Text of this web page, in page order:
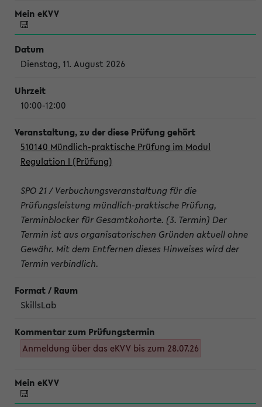
Dienstag, 11. August 2026
10:00-12:00
510140 Mündlich-praktische Prüfung im Modul
Regulation I (Prüfung)
SPO 21 / Verbuchungsveranstaltung für die
Prüfungsleistung mündlich-praktische Prüfung,
Terminblocker für Gesamtkohorte. (3. Termin) Der
Termin ist aus organisatorischen Gründen aktuell ohne
Gewähr. Mit dem Entfernen dieses Hinweises wird der
Termin verbindlich.
SkillsLab
Anmeldung über das eKVV bis zum 28.07.26